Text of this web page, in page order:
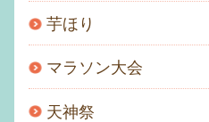
芋ほり
マラソン大会
天神祭